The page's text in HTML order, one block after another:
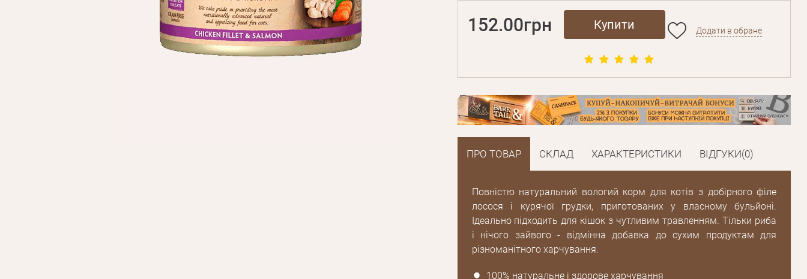
152.00грн Купити Додати в обране
ПРО ТОВАР СКЛАД ХАРАКТЕРИСТИКИ ВІДГУКИ(0)
Повністю натуральний вологий корм для котів з добірного філе
лосося і курячої грудки, приготованих у власному бульйоні.
Ідеально підходить для кішок з чутливим травленням. Тільки риба
і нічого зайвого - відмінна добавка до сухим продуктам для
різноманітного харчування.
100% натуральне і здорове харчування